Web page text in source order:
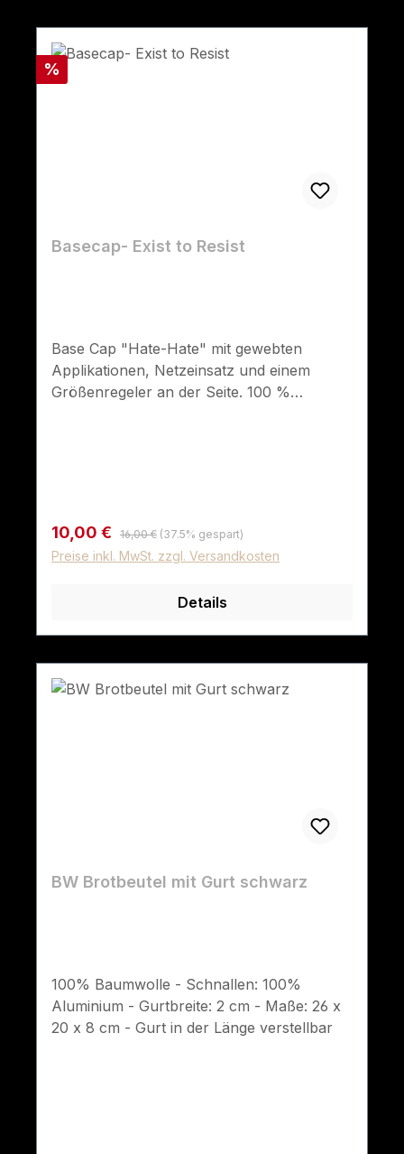
Rabatt
%
Basecap- Exist to Resist
Base Cap "Hate-Hate" mit gewebten
Applikationen, Netzeinsatz und einem
Größenregeler an der Seite. 100 %
Verkaufspreis:
10,00 € Regulärer Preis:
16,00 € (37.5% gespart)
Preise inkl. MwSt. zzgl. Versandkosten
Details
BW Brotbeutel mit Gurt schwarz
100% Baumwolle - Schnallen: 100%
Aluminium - Gurtbreite: 2 cm - Maße: 26 x
20 x 8 cm - Gurt in der Länge verstellbar